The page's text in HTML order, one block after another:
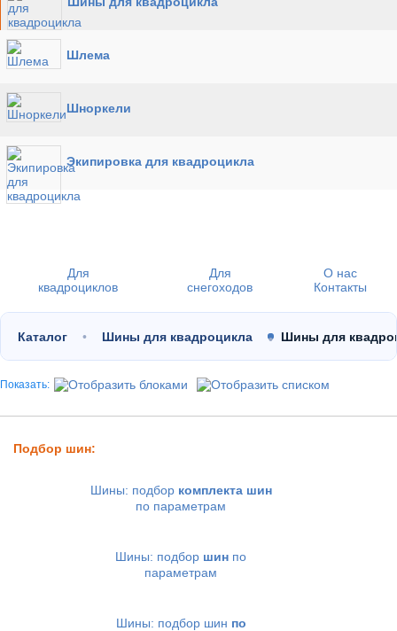
Шлема
Шноркели
Экипировка для квадроцикла
Для
квадроциклов
Для
снегоходов
О нас
Контакты
Каталог Шины для квадроцикла Шины для
Показать:
Подбор шин:
Шины: подбор комплекта шин
по параметрам
Шины: подбор шин по
параметрам
Шины: подбор шин по